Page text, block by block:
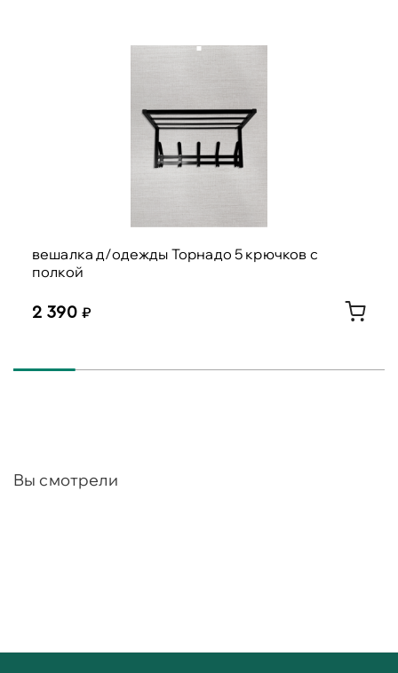
вешалка д/одежды Торнадо 5 крючков с
полкой
2 390
Вы смотрели